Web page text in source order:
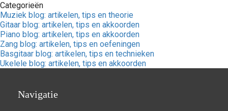
Categorieën
Muziek blog: artikelen, tips en theorie
Gitaar blog: artikelen, tips en akkoorden
Piano blog: artikelen, tips en akkoorden
Zang blog: artikelen, tips en oefeningen
Basgitaar blog: artikelen, tips en technieken
Ukelele blog: artikelen, tips en akkoorden
Navigatie